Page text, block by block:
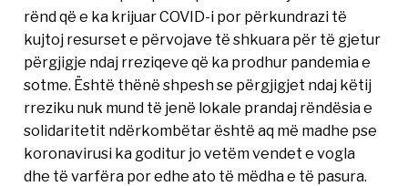
rënd që e ka krijuar COVID-i por përkundrazi të
kujtoj resurset e përvojave të shkuara për të gjetur
përgjigje ndaj rreziqeve që ka prodhur pandemia e
sotme. Është thënë shpesh se përgjigjet ndaj këtij
rreziku nuk mund të jenë lokale prandaj rëndësia e
solidaritetit ndërkombëtar është aq më madhe pse
koronavirusi ka goditur jo vetëm vendet e vogla
dhe të varfëra por edhe ato të mëdha e të pasura.